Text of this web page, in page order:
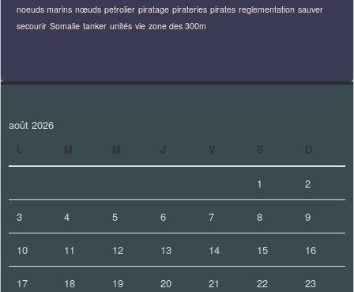
noeuds marins nœuds petrolier piratage pirateries pirates reglementation sauver
secourir Somalie tanker unités vie zone des 300m
août 2026
L
M M J V S D
1 2
3 4 5 6 7 8 9
10 11 12 13 14 15 16
17 18 19 20 21 22 23